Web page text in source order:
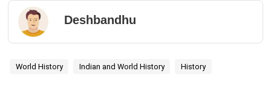
Deshbandhu
World History Indian and World History History